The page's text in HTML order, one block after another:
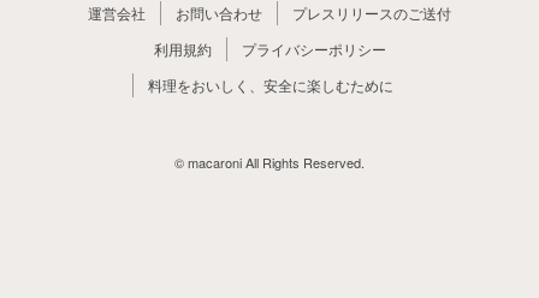
運営会社
お問い合わせ
プレスリリースのご送付
利用規約
プライバシーポリシー
料理をおいしく、安全に楽しむために
© macaroni All Rights Reserved.